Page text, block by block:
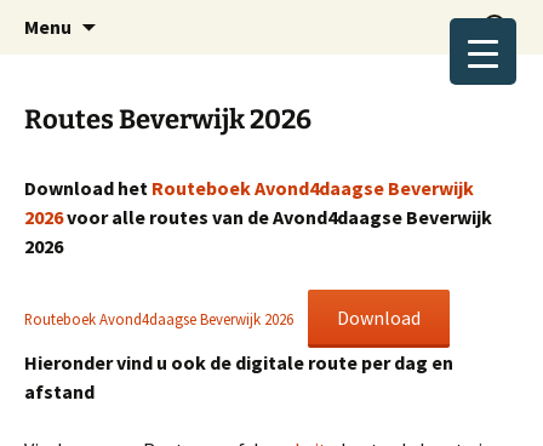
Avond4daagse Beverwijk
Wandelplezier voor jong en oud.
Menu
Zoeken
naar:
Routes Beverwijk 2026
Download het Routeboek Avond4daagse Beverwijk
2026voor alle routes van de Avond4daagse Beverwijk
2026
Routeboek Avond4daagse Beverwijk 2026
Download
Hieronder vind u ook de digitale route per dag en
afstand